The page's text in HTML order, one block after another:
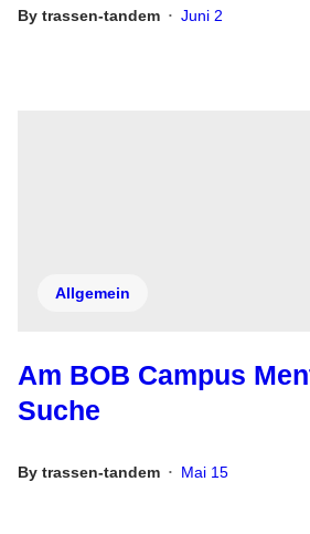
By trassen-tandem • Juni 2
Allgemein
Am BOB Campus
Suche
By trassen-tandem • Mai 15